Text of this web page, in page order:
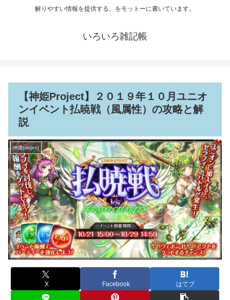
解りやすい情報を提供する、をモットーに書いています。
いろいろ雑記帳
【神姫Project】２０１９年１０月ユニオ
ンイベント払暁戦（風属性）の攻略と解
説
神姫project
X Facebook はてブ